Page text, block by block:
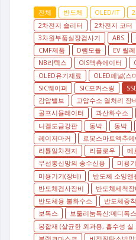
전체 반도체 OLED/IT
2차전지 슬리터
2차전지 코터
3차원부품실장검사기
ABS
CMF제품
D램모듈 EV 릴
NB라텍스
OIS액츄에이터
OLED유기재료
OLED패널(스
SIC웨이퍼
SIC포커스링
감압밸브
고압수소 열처리 장
골프시뮬레이터
과산화수소
니켈도금강판
동박 동박
레이저마커
로봇스마트액추
리튬일차전지
리플로우 메
무선통신망의 송수신용
미용
미용기기(장비)
반도체 소잉앤
반도체검사장비
반도체세척장
반도체용 불화수소
반도체증
보톡스
보툴리눔톡신:메디톡스
봉합재 (살균한 외과용, 흡수성 실